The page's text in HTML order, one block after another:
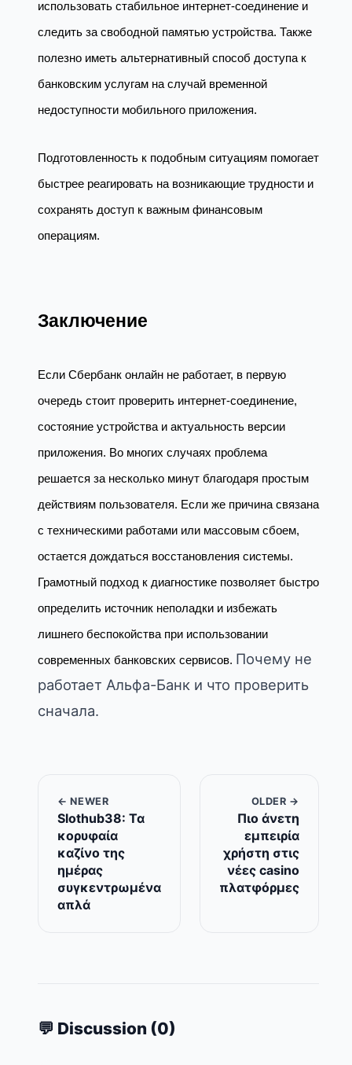
использовать стабильное интернет-соединение и
следить за свободной памятью устройства. Также
полезно иметь альтернативный способ доступа к
банковским услугам на случай временной
недоступности мобильного приложения.
Подготовленность к подобным ситуациям помогает
быстрее реагировать на возникающие трудности и
сохранять доступ к важным финансовым
операциям.
Заключение
Если Сбербанк онлайн не работает, в первую
очередь стоит проверить интернет-соединение,
состояние устройства и актуальность версии
приложения. Во многих случаях проблема
решается за несколько минут благодаря простым
действиям пользователя. Если же причина связана
с техническими работами или массовым сбоем,
остается дождаться восстановления системы.
Грамотный подход к диагностике позволяет быстро
определить источник неполадки и избежать
лишнего беспокойства при использовании
современных банковских сервисов. Почему не
работает Альфа-Банк и что проверить
сначала.
← NEWER
Slothub38: Τα
κορυφαία
καζίνο της
ημέρας
συγκεντρωμένα
απλά
OLDER →
Πιο άνετη
εμπειρία
χρήστη στις
νέες casino
πλατφόρμες
💬 Discussion (0)